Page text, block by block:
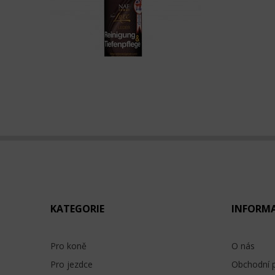
KATEGORIE
Pro koně
Pro jezdce
O nás
Obchodní